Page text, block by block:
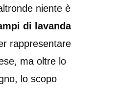
niente è
di lavanda
rappresentare
ma oltre lo
lo scopo